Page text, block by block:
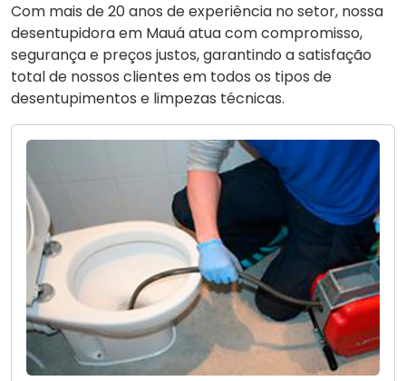
Com mais de 20 anos de experiência no setor, nossa
desentupidora em Mauá atua com compromisso,
segurança e preços justos, garantindo a satisfação
total de nossos clientes em todos os tipos de
desentupimentos e limpezas técnicas.